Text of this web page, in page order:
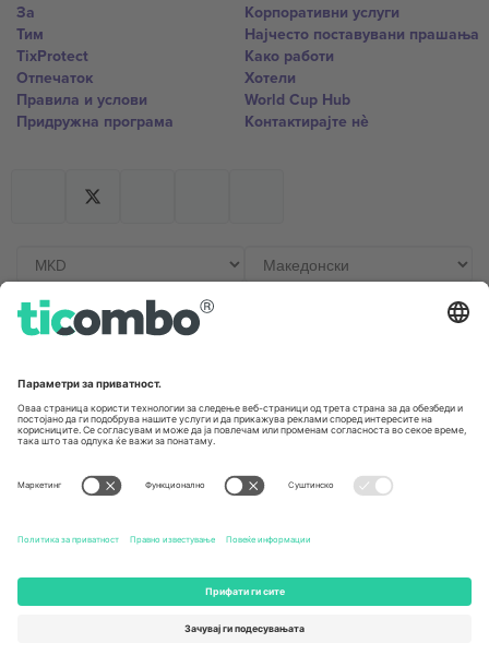
За
Тим
TixProtect
Отпечаток
Правила и услови
Придружна програма
Корпоративни услуги
Најчесто поставувани прашања
Како работи
Хотели
World Cup Hub
Контактирајте нѐ
Канцеларии и поддршка
Germany
Unter den Linden 24, 10117
Berlin, Germany
167 City Road, London, Greater
131 Continental Dr, Suite 305,
Dorfstrasse 52a, 6390
United Arab Emirates